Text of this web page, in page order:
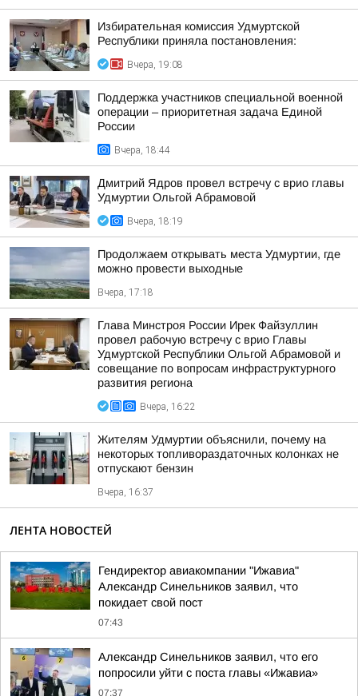
Избирательная комиссия Удмуртской
Республики приняла постановления:
Вчера, 19:08
Поддержка участников специальной военной
операции – приоритетная задача Единой
России
Вчера, 18:44
Дмитрий Ядров провел встречу с врио главы
Удмуртии Ольгой Абрамовой
Вчера, 18:19
Продолжаем открывать места Удмуртии, где
можно провести выходные
Вчера, 17:18
Глава Минстроя России Ирек Файзуллин
провел рабочую встречу с врио Главы
Удмуртской Республики Ольгой Абрамовой и
совещание по вопросам инфраструктурного
развития региона
Вчера, 16:22
Жителям Удмуртии объяснили, почему на
некоторых топливораздаточных колонках не
отпускают бензин
Вчера, 16:37
ЛЕНТА НОВОСТЕЙ
Гендиректор авиакомпании "Ижавиа"
Александр Синельников заявил, что
покидает свой пост
07:43
Александр Синельников заявил, что его
попросили уйти с поста главы «Ижавиа»
07:37